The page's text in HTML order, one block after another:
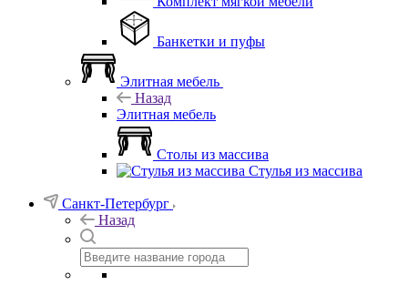
Банкетки и пуфы
Элитная мебель
Назад
Элитная мебель
Столы из массива
Стулья из массива
Санкт-Петербург
Назад